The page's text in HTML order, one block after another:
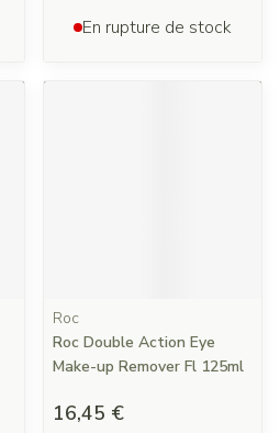
En rupture de stock
Roc
Roc Double Action Eye
Make-up Remover Fl 125ml
16,45 €